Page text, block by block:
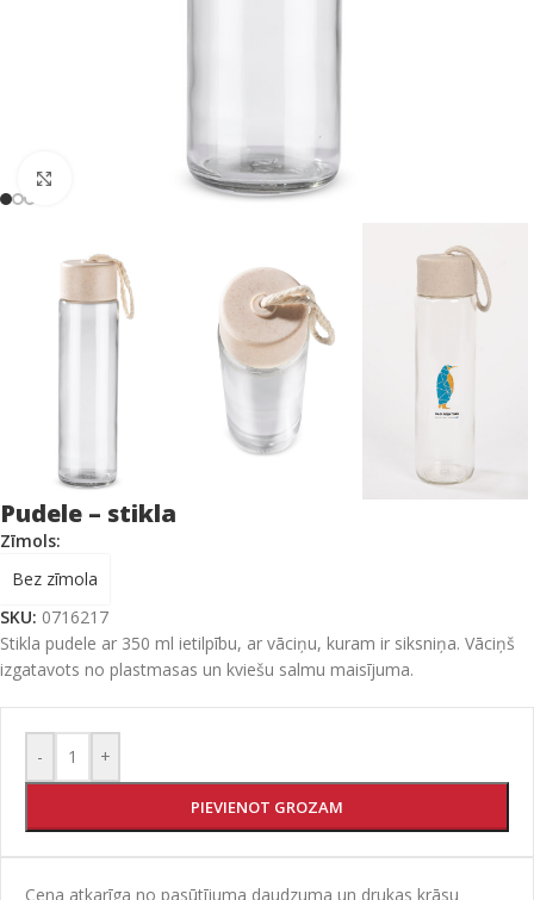
Pudele – stikla
Zīmols:
Bez zīmola
SKU: 0716217
Stikla pudele ar 350 ml ietilpību, ar vāciņu, kuram ir siksniņa. Vāciņš
izgatavots no plastmasas un kviešu salmu maisījuma.
- +
PIEVIENOT GROZAM
Cena atkarīga no pasūtījuma daudzuma un drukas krāsu